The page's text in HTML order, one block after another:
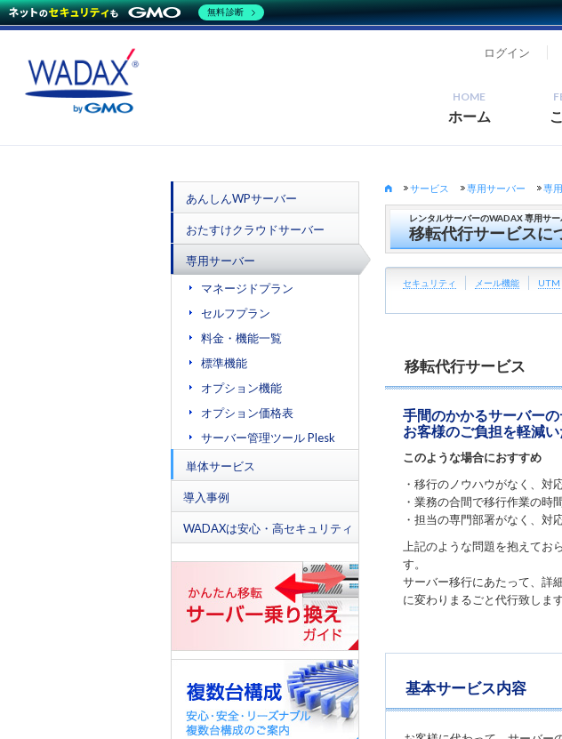
HOME
ホーム
ログイン
あんしんWPサーバー
おたすけクラウドサーバー
専用サーバー
マネージドプラン
セルフプラン
料金・機能一覧
標準機能
オプション機能
オプション価格表
サーバー管理ツール Plesk
単体サービス
導入事例
WADAXは安心・高セキュリティ
サービス 専用サーバー 専
レンタルサーバーのWADAX 専用サ
移転代行サービスに
セキュリティ メール機能 UTM
移転代行サービス
手間のかかるサーバーの
お客様のご負担を軽減い
このような場合におすすめ
・移行のノウハウがなく、対
・業務の合間で移行作業の時
・担当の専門部署がなく、対
上記のような問題を抱えてお
す。
サーバー移行にあたって、詳
に変わりまるごと代行致します
基本サービス内容
無料診断